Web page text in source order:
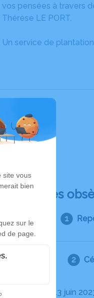
vos pensées à travers
Thérèse LE PORT.
Un service de
Déroulé des
Le mardi 13 juin